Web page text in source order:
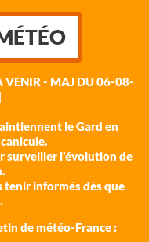
VENIR - MAJ DU 06-08-
le Gard en
surveiller l'évolution de
tenir informés dès que
de météo-France :